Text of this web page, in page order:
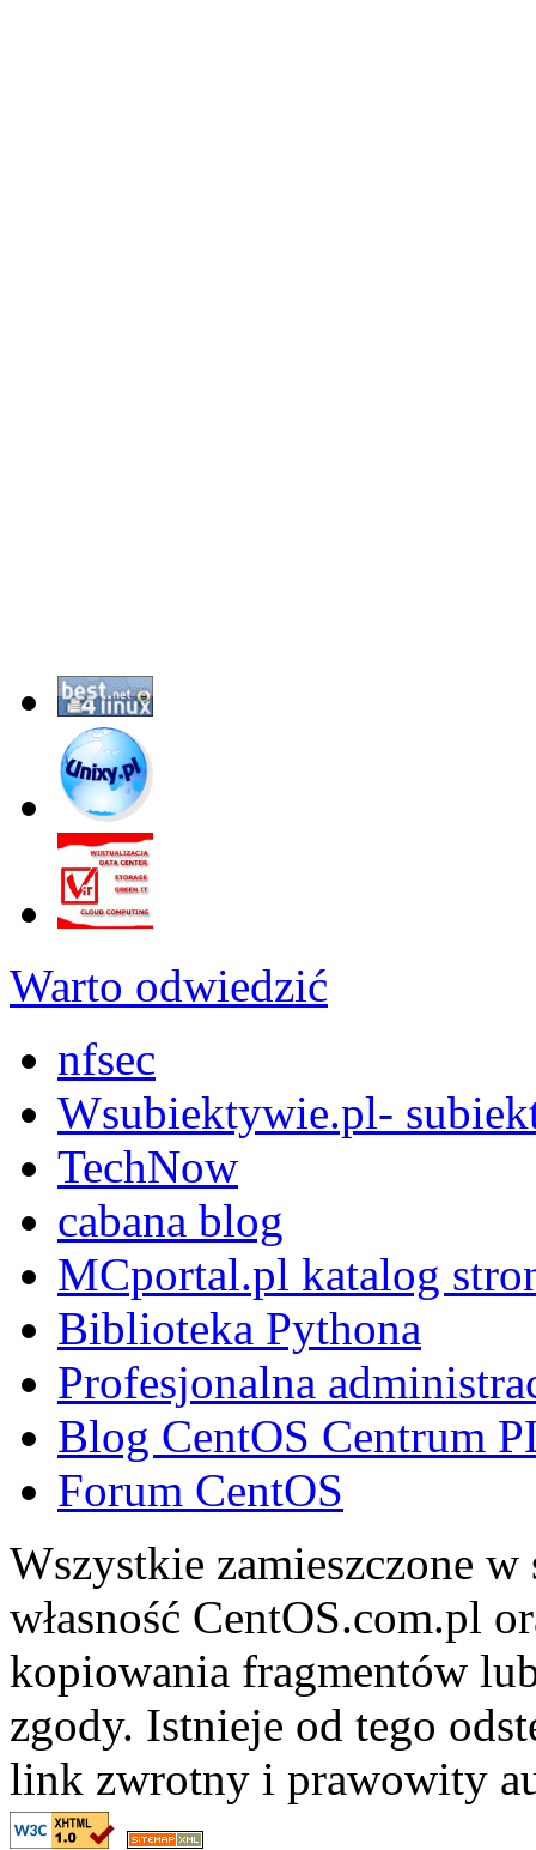
Warto odwiedzić
nfsec
Wsubiektywie.pl-
TechNow
cabana blog
MCportal.pl katalog
Biblioteka Pythona
Profesjonalna
Blog CentOS Centrum
Forum CentOS
Wszystkie zamieszczone
własność CentOS.com.pl
kopiowania fragmentów
zgody. Istnieje od tego
link zwrotny i prawowity